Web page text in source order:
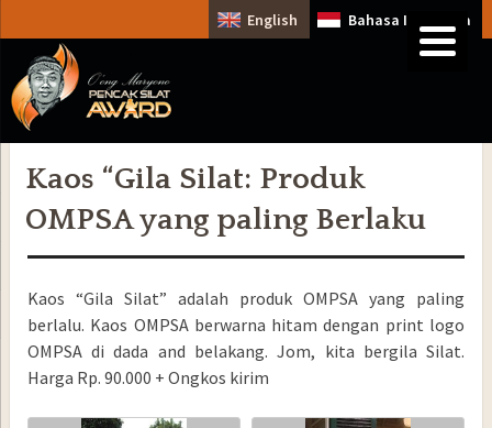
English Bahasa Indonesia
Kaos “Gila Silat: Produk
OMPSA yang paling Berlaku
Kaos “Gila Silat” adalah produk OMPSA yang paling
berlalu. Kaos OMPSA berwarna hitam dengan print logo
OMPSA di dada and belakang. Jom, kita bergila Silat.
Harga Rp. 90.000 + Ongkos kirim